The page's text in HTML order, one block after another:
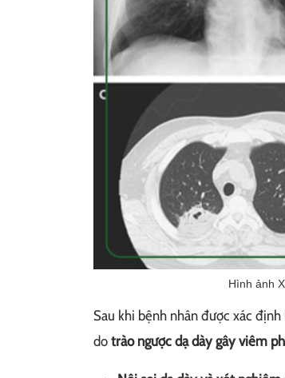
Hình ảnh
Sau khi bệnh nhân được xác
dotrào ngược dạ dày gây viêm